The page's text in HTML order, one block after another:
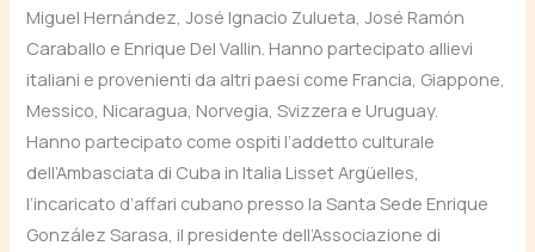
Miguel Hernández, José Ignacio Zulueta, José Ramón
Caraballo e Enrique Del Vallin. Hanno partecipato allievi
italiani e provenienti da altri paesi come Francia, Giappone,
Messico, Nicaragua, Norvegia, Svizzera e Uruguay.
Hanno partecipato come ospiti l’addetto culturale
dell’Ambasciata di Cuba in Italia Lisset Argüelles,
l’incaricato d’affari cubano presso la Santa Sede Enrique
González Sarasa, il presidente dell’Associazione di